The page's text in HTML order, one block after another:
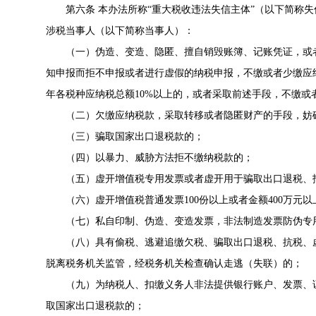
第六条 本办法所称“重大税收违法失信主体”（以下简称
涉税当事人（以下简称当事人）：
（一）伪造、变造、隐匿、擅自销毁账簿、记账凭证，
知申报而拒不申报或者进行虚假的纳税申报，不缴或者少缴
年各税种应纳税总额10%以上的，或者采取前述手段，不缴
（二）欠缴应纳税款，采取转移或者隐匿财产的手段，
（三）骗取国家出口退税款的；
（四）以暴力、威胁方法拒不缴纳税款的；
（五）虚开增值税专用发票或者虚开用于骗取出口退税
（六）虚开增值税普通发票100份以上或者金额400万元以
（七）私自印制、伪造、变造发票，非法制造发票防伪
（八）具有偷税、逃避追缴欠税、骗取出口退税、抗税
脱离税务机关监管，经税务机关检查确认走逃（失联）的；
（九）为纳税人、扣缴义务人非法提供银行账户、发票
取国家出口退税款的；